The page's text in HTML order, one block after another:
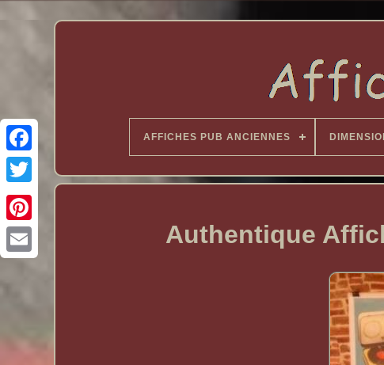
AFFICHES PUB ANCIENNES
Authentique